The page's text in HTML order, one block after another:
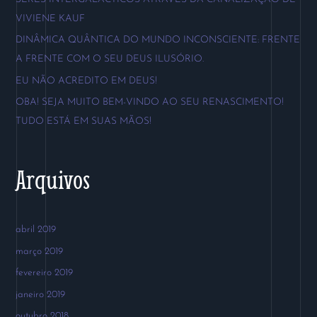
s
o
r
VIVIENE KAUF
DINÂMICA QUÂNTICA DO MUNDO INCONSCIENTE: FRENTE
A FRENTE COM O SEU DEUS ILUSÓRIO.
EU NÃO ACREDITO EM DEUS!
OBA! SEJA MUITO BEM-VINDO AO SEU RENASCIMENTO!
TUDO ESTÁ EM SUAS MÃOS!
Arquivos
abril 2019
março 2019
fevereiro 2019
janeiro 2019